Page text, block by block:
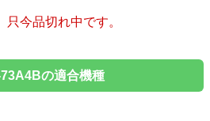
今品切れ中です。
73A4Bの適合機種